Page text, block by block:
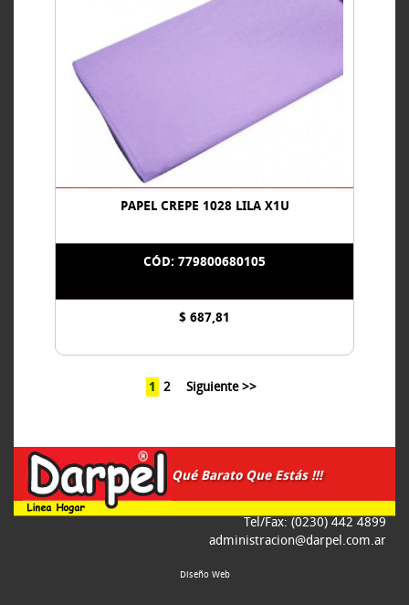
PAPEL CREPE 1028 LILA X1U
CÓD: 779800680105
$ 687,81
1 2 Siguiente >>
Qué Barato Que Estás !!!
Tel/Fax: (0230) 442 4899
administracion@darpel.com.ar
Diseño Web